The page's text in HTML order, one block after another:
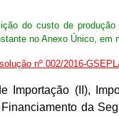
do custo de
no Anexo Único,
nº 002/2016-
Importação (II),
da